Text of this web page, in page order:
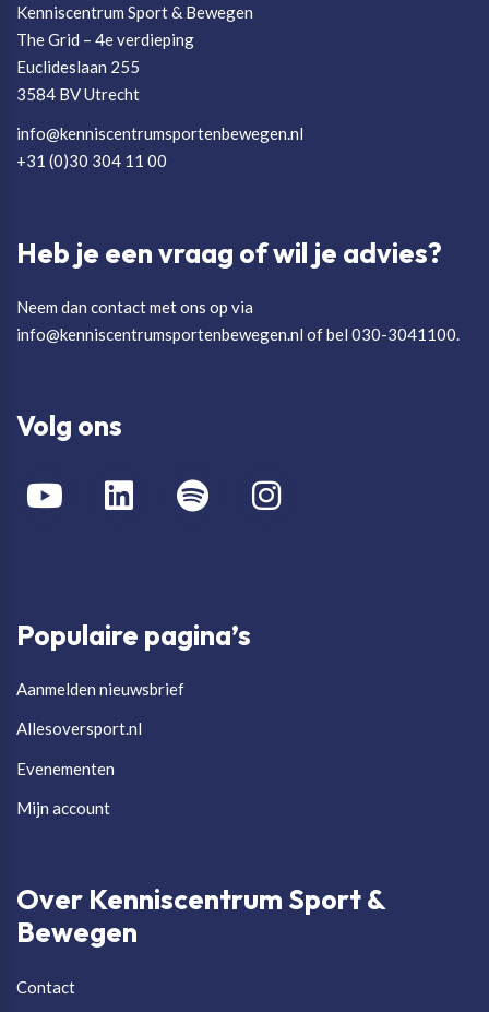
Kenniscentrum Sport & Bewegen
The Grid – 4e verdieping
Euclideslaan 255
3584 BV Utrecht
info@kenniscentrumsportenbewegen.nl
+31 (0)30 304 11 00
Heb je een vraag of wil je advies?
Neem dan contact met ons op via
info@kenniscentrumsportenbewegen.nl of bel 030-3041100.
Volg ons
Populaire pagina’s
Aanmelden nieuwsbrief
Allesoversport.nl
Evenementen
Mijn account
Over Kenniscentrum Sport &
Bewegen
Contact